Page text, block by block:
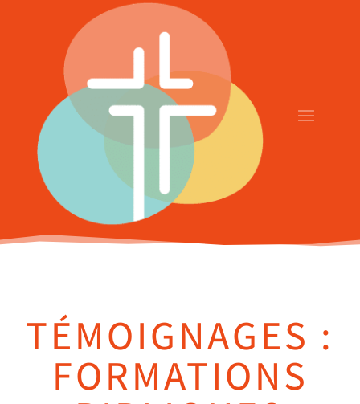
TÉMOIGNAGES :
FORMATIONS